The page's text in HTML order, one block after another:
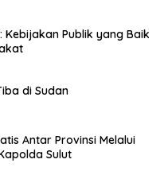
Kebijakan Publik yang Baik
di Sudan
Antar Provinsi Melalui
Sulut